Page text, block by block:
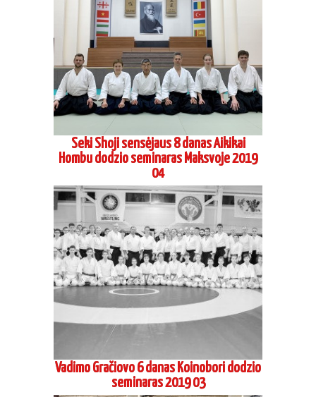
Seki Shoji sensėjaus 8 danas Aikikai
Hombu dodzio seminaras Maksvoje 2019
04
Vadimo Gračiovo 6 danas Koinobori dodzio
seminaras 2019 03